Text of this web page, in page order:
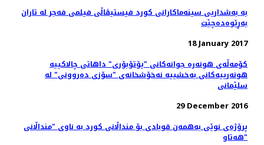
بە بەشداریی سینەماکارانی کورد فیستیڤاڵی فیلمی فەجر لە تاران
بەڕێوەدەچێت
18 January 2017
کۆمه‌ڵه‌ی هونه‌ره ‌جوانه‌کانی "یۆتۆبۆری" داهاتی چالاکییه‌
هونه‌رییه‌کانی به‌خشییه‌ نه‌خۆشخانه‌ی "سۆزی ده‌روونی" له
سلێمانی
29 December 2016
پرۆژەی نوێی بەھمەن قوبادی بۆ منداڵانی کورد بە ناوی "منداڵانی
ھەتاو"